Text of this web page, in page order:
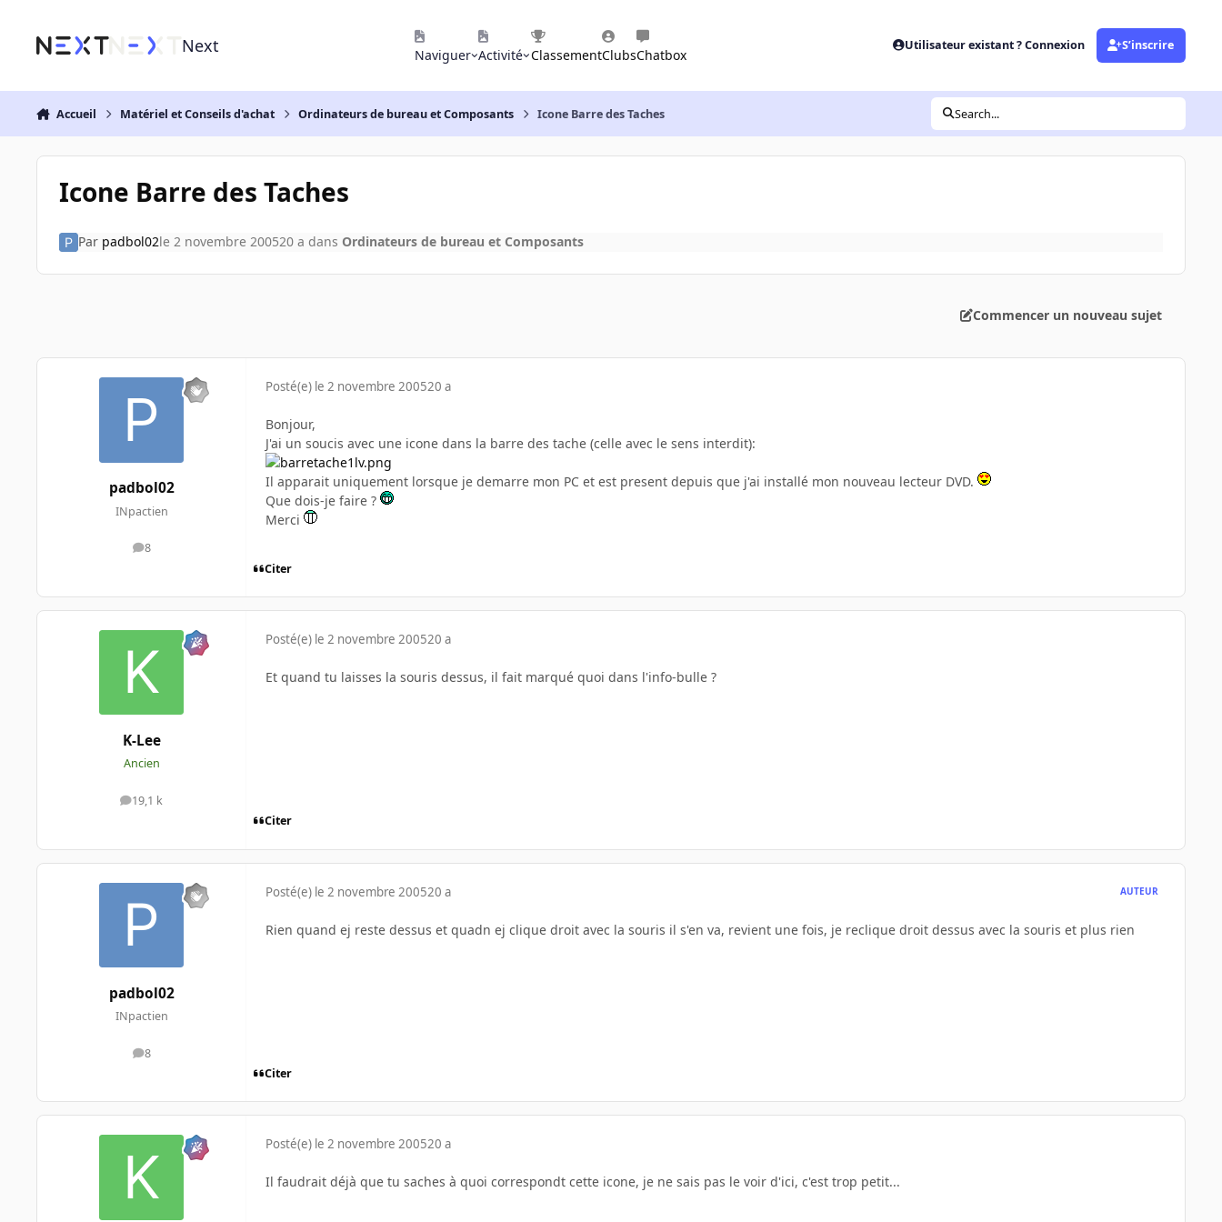
Next Naviguer Activité ClassementClubsChatbox
Utilisateur existant ? Connexion S’inscrire
Accueil Matériel et Conseils d'achat Ordinateurs de bureau et Composants Icone Barre des Taches Search...
Icone Barre des Taches
Par padbol02le 2 novembre 200520 a dans Ordinateurs de bureau et Composants
Commencer un nouveau sujet
padbol02
INpactien
8
messages
Posté(e) le 2 novembre 200520 a
Bonjour,
J'ai un soucis avec une icone dans la barre des tache (celle avec le sens interdit):
Il apparait uniquement lorsque je demarre mon PC et est present depuis que j'ai installé mon nouveau lecteur DVD.
Que dois-je faire ?
Merci
Citer
K-Lee
Ancien
19,1 k
messages
Posté(e) le 2 novembre 200520 a
Et quand tu laisses la souris dessus, il fait marqué quoi dans l'info-bulle ?
Citer
padbol02
INpactien
8
messages
Posté(e) le 2 novembre 200520 a AUTEUR
Rien quand ej reste dessus et quadn ej clique droit avec la souris il s'en va, revient une fois, je reclique droit dessus avec la souris et plus rien
Citer
Posté(e) le 2 novembre 200520 a
Il faudrait déjà que tu saches à quoi correspondt cette icone, je ne sais pas le voir d'ici, c'est trop petit...